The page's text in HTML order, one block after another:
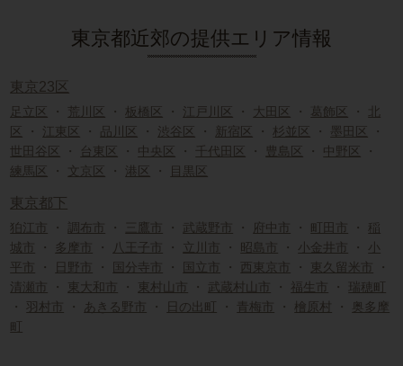
東京都近郊の提供エリア情報
東京23区
足立区 ・ 荒川区 ・板橋区 ・ 江戸川区 ・ 大田区 ・ 葛飾区 ・
北
区
・ 江東区 ・ 品川区 ・ 渋谷区 ・ 新宿区 ・杉並区 ・ 墨田区
・
世田谷区
・ 台東区 ・ 中央区 ・ 千代田区 ・ 豊島区 ・ 中野区
・
練馬区
・ 文京区 ・ 港区 ・ 目黒区
東京都下
狛江市 ・ 調布市 ・ 三鷹市 ・ 武蔵野市 ・ 府中市 ・ 町田市 ・ 稲
城市
・ 多摩市 ・ 八王子市 ・ 立川市 ・ 昭島市 ・ 小金井市 ・ 小
平市
・ 日野市 ・ 国分寺市 ・ 国立市 ・ 西東京市 ・ 東久留米市
・
清瀬市
・ 東大和市 ・ 東村山市 ・ 武蔵村山市 ・ 福生市 ・
瑞穂町
・ 羽村市 ・ あきる野市 ・ 日の出町 ・ 青梅市 ・ 檜原村 ・
奥多摩
町